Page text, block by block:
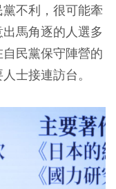
不利，很可能牽
馬角逐的人選多
民黨保守陣營的
士接連訪台。